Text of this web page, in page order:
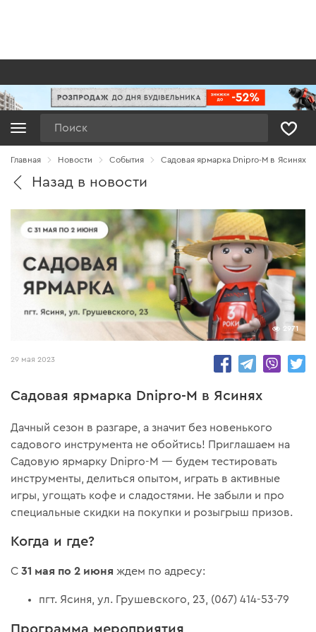
Главная Новости Cобытия Садовая ярмарка Dnipro-M в Ясинях
Назад в новости
2971
29 мая 2023
Садовая ярмарка Dnipro-M в Ясинях
Дачный сезон в разгаре, а значит без новенького
садового инструмента не обойтись! Приглашаем на
Садовую ярмарку Dnipro-M — будем тестировать
инструменты, делиться опытом, играть в активные
игры, угощать кофе и сладостями. Не забыли и про
специальные скидки на покупки и розыгрыш призов.
Когда и где?
С31 мая по 2 июня ждем по адресу:
пгт. Ясиня, ул. Грушевского, 23, (067) 414-53-79
Программа мероприятия